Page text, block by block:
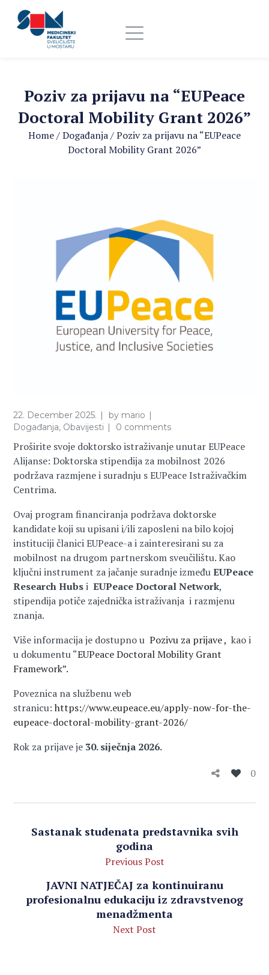
Poziv za prijavu na “EUPeace
Doctoral Mobility Grant 2026”
Home/Događanja/Poziv za prijavu na “EUPeace
Doctoral Mobility Grant 2026”
22. December 2025. by mario
Događanja, Obavijesti 0 comments
Proširite svoje doktorsko istraživanje unutar EUPeace
Alijanse: Doktorska stipendija za mobilnost 2026
podržava razmjene i suradnju s EUPeace Istraživačkim
Centrima.
Ovaj program financiranja podržava doktorske
kandidate koji su upisani i/ili zaposleni na bilo kojoj
instituciji članici EUPeace-a i zainteresirani su za
mobilnost na drugom partnerskom sveučilištu. Kao
ključni instrument za jačanje suradnje između EUPeace
Research Hubs i EUPeace Doctoral Network,
stipendija potiče zajednička istraživanja i razmjenu
znanja.
Više informacija je dostupno u Pozivu za prijave ,kao i
u dokumentu “EUPeace Doctoral Mobility Grant
Framework”.
Poveznica na službenu web
stranicu: https://www.eupeace.eu/apply-now-for-the-
eupeace-doctoral-mobility-grant-2026/
Rok za prijave je 30. siječnja 2026.
0
Sastanak studenata predstavnika svih
godina
Previous Post
JAVNI NATJEČAJ za kontinuiranu
profesionalnu edukaciju iz zdravstvenog
menadžmenta
Next Post